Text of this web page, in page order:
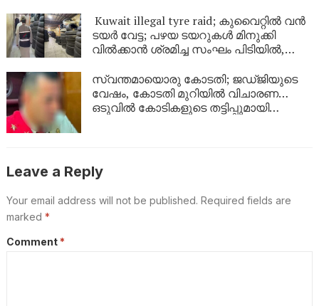
ഉടൻ
Kuwait illegal tyre raid; കുവൈറ്റിൽ വൻ
ടയർ വേട്ട; പഴയ ടയറുകൾ മിനുക്കി
വിൽക്കാൻ ശ്രമിച്ച സംഘം പിടിയിൽ,
ടയറുകൾ
സ്വന്തമായൊരു കോടതി; ജഡ്ജിയുടെ
വേഷം, കോടതി മുറിയിൽ വിചാരണ…
ഒടുവിൽ കോടികളുടെ തട്ടിപ്പുമായി
Leave a Reply
Your email address will not be published. Required fields are
marked *
Comment *